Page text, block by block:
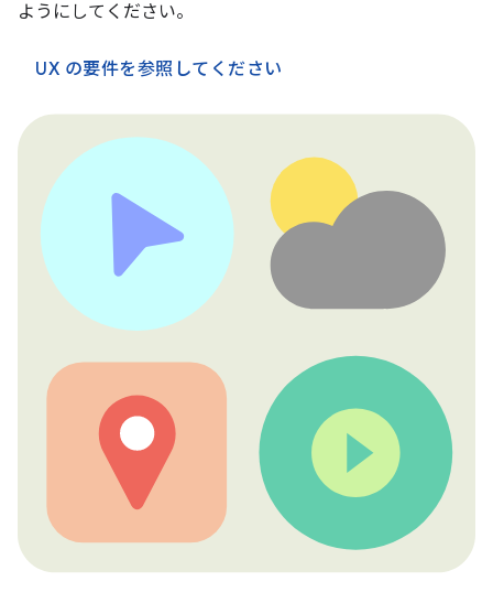
ようにしてください。
UX の要件を参照してください